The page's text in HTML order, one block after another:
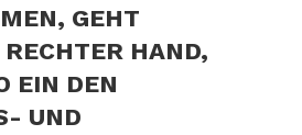
GEHT
HAND,
EIN DEN
UND